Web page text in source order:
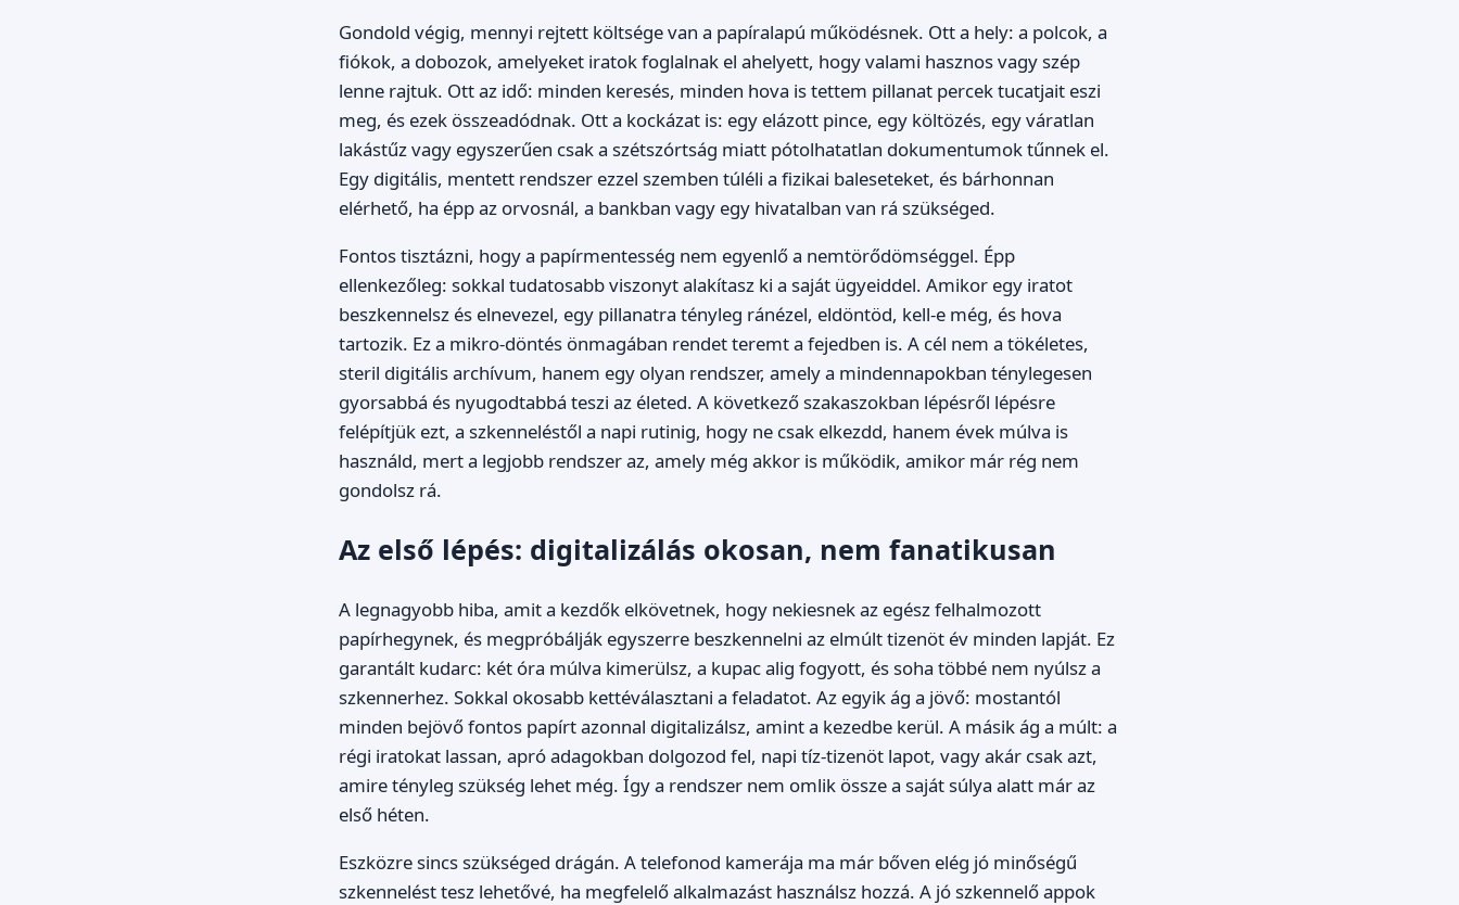
Gondold végig, mennyi rejtett költsége van a papíralapú működésnek. Ott a hely: a polcok, a
fiókok, a dobozok, amelyeket iratok foglalnak el ahelyett, hogy valami hasznos vagy szép
lenne rajtuk. Ott az idő: minden keresés, minden hova is tettem pillanat percek tucatjait eszi
meg, és ezek összeadódnak. Ott a kockázat is: egy elázott pince, egy költözés, egy váratlan
lakástűz vagy egyszerűen csak a szétszórtság miatt pótolhatatlan dokumentumok tűnnek el.
Egy digitális, mentett rendszer ezzel szemben túléli a fizikai baleseteket, és bárhonnan
elérhető, ha épp az orvosnál, a bankban vagy egy hivatalban van rá szükséged.
Fontos tisztázni, hogy a papírmentesség nem egyenlő a nemtörődömséggel. Épp
ellenkezőleg: sokkal tudatosabb viszonyt alakítasz ki a saját ügyeiddel. Amikor egy iratot
beszkennelsz és elnevezel, egy pillanatra tényleg ránézel, eldöntöd, kell-e még, és hova
tartozik. Ez a mikro-döntés önmagában rendet teremt a fejedben is. A cél nem a tökéletes,
steril digitális archívum, hanem egy olyan rendszer, amely a mindennapokban ténylegesen
gyorsabbá és nyugodtabbá teszi az életed. A következő szakaszokban lépésről lépésre
felépítjük ezt, a szkenneléstől a napi rutinig, hogy ne csak elkezdd, hanem évek múlva is
használd, mert a legjobb rendszer az, amely még akkor is működik, amikor már rég nem
gondolsz rá.
Az első lépés: digitalizálás okosan, nem fanatikusan
A legnagyobb hiba, amit a kezdők elkövetnek, hogy nekiesnek az egész felhalmozott
papírhegynek, és megpróbálják egyszerre beszkennelni az elmúlt tizenöt év minden lapját. Ez
garantált kudarc: két óra múlva kimerülsz, a kupac alig fogyott, és soha többé nem nyúlsz a
szkennerhez. Sokkal okosabb kettéválasztani a feladatot. Az egyik ág a jövő: mostantól
minden bejövő fontos papírt azonnal digitalizálsz, amint a kezedbe kerül. A másik ág a múlt: a
régi iratokat lassan, apró adagokban dolgozod fel, napi tíz-tizenöt lapot, vagy akár csak azt,
amire tényleg szükség lehet még. Így a rendszer nem omlik össze a saját súlya alatt már az
első héten.
Eszközre sincs szükséged drágán. A telefonod kamerája ma már bőven elég jó minőségű
szkennelést tesz lehetővé, ha megfelelő alkalmazást használsz hozzá. A jó szkennelő appok